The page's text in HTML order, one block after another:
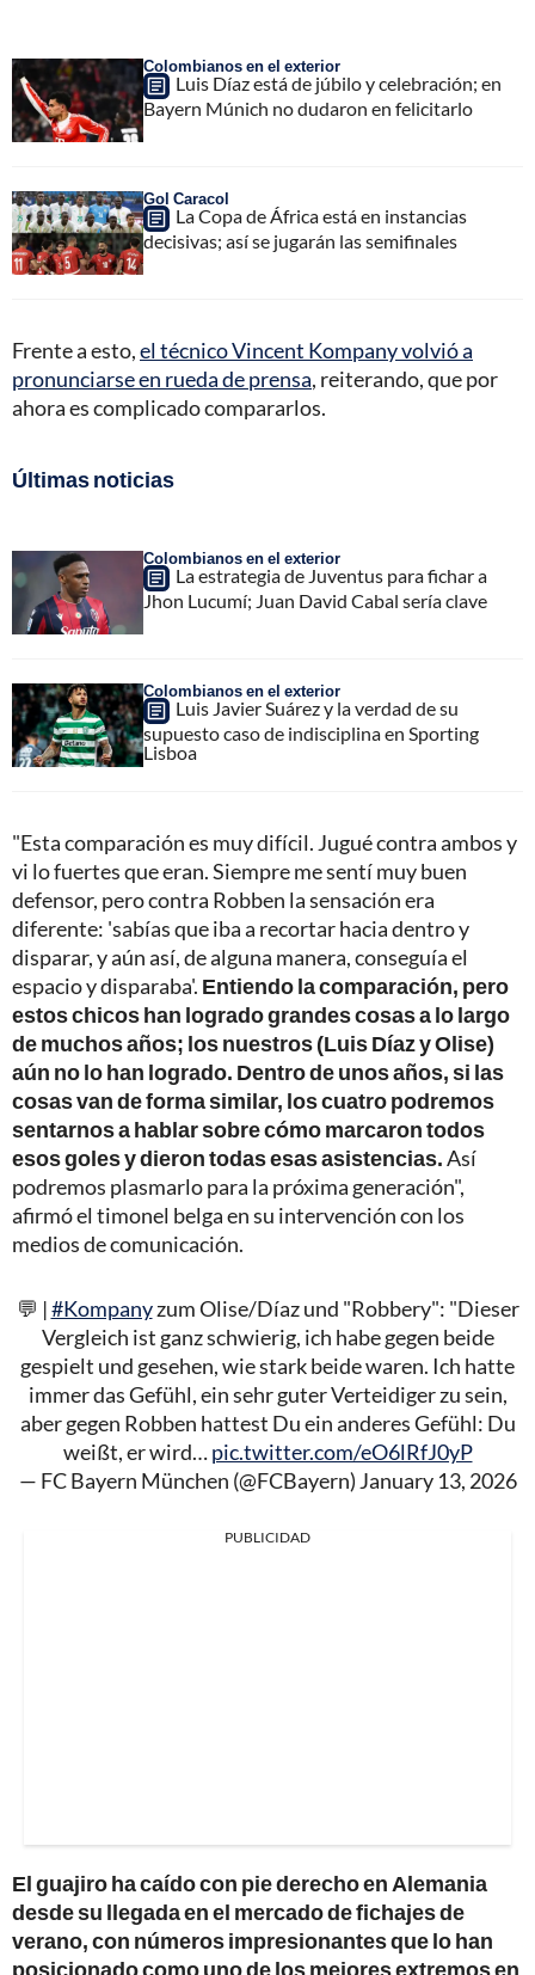
Colombianos en el exterior
Luis Díaz está de júbilo y celebración; en
Bayern Múnich no dudaron en felicitarlo
Gol Caracol
La Copa de África está en instancias
decisivas; así se jugarán las semifinales
Frente a esto,el técnico Vincent Kompany volvió a
pronunciarse en rueda de prensa, reiterando, que por
ahora es complicado compararlos.
Últimas noticias
Colombianos en el exterior
La estrategia de Juventus para fichar a
Jhon Lucumí; Juan David Cabal sería clave
Colombianos en el exterior
Luis Javier Suárez y la verdad de su
supuesto caso de indisciplina en Sporting
Lisboa
"Esta comparación es muy difícil. Jugué contra ambos y
vi lo fuertes que eran. Siempre me sentí muy buen
defensor, pero contra Robben la sensación era
diferente: 'sabías que iba a recortar hacia dentro y
disparar, y aún así, de alguna manera, conseguía el
espacio y disparaba'. Entiendo la comparación, pero
estos chicos han logrado grandes cosas a lo largo
de muchos años; los nuestros (Luis Díaz y Olise)
aún no lo han logrado. Dentro de unos años, si las
cosas van de forma similar, los cuatro podremos
sentarnos a hablar sobre cómo marcaron todos
esos goles y dieron todas esas asistencias.Así
podremos plasmarlo para la próxima generación",
afirmó el timonel belga en su intervención con los
medios de comunicación.
💬 |#Kompanyzum Olise/Díaz und "Robbery": "Dieser
Vergleich ist ganz schwierig, ich habe gegen beide
gespielt und gesehen, wie stark beide waren. Ich hatte
immer das Gefühl, ein sehr guter Verteidiger zu sein,
aber gegen Robben hattest Du ein anderes Gefühl: Du
weißt, er wird…pic.twitter.com/eO6lRfJ0yP
— FC Bayern München (@FCBayern) January 13, 2026
PUBLICIDAD
El guajiro ha caído con pie derecho en Alemania
desde su llegada en el mercado de fichajes de
verano, con números impresionantes que lo han
posicionado como uno de los mejores extremos en